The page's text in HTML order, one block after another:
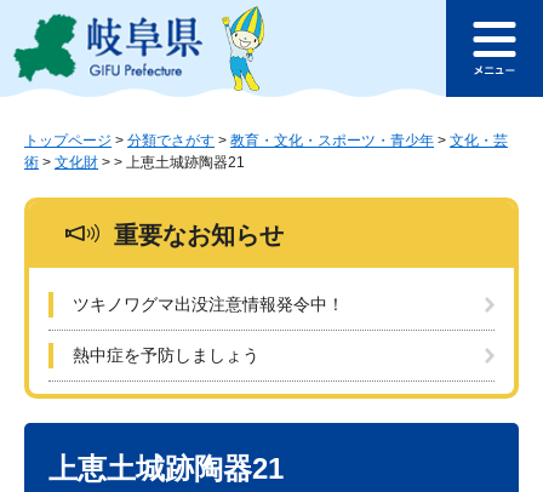
ジ
ュ
このページの本文へ
ュ
トップページ > 分類でさがす > 教育・文化・スポーツ・青少年 > 文化・芸
術 > 文化財 > > 上恵土城跡陶器21
重要なお知らせ
ツキノワグマ出没注意情報発令中！
熱中症を予防しましょう
上恵土城跡陶器21